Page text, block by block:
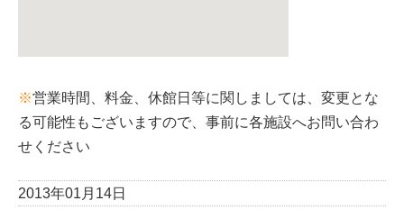
※営業時間、料金、休館日等に関しましては、変更とな
る可能性もございますので、事前に各施設へお問い合わ
せください
2013年01月14日